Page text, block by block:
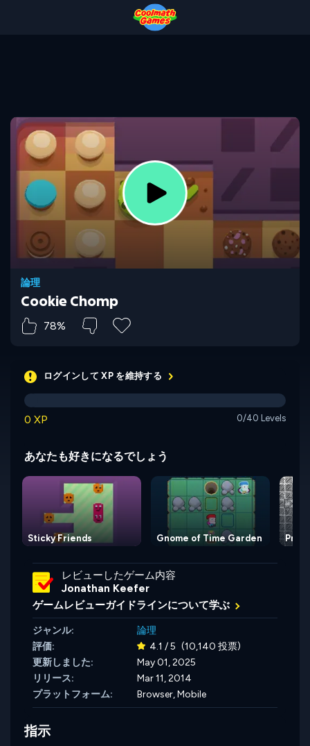
論理
Cookie Chomp
78%
ログインして XP を維持する
0 XP 0/40 Levels
あなたも好きになるでしょう
Sticky Friends Gnome of Time Garden
レビューしたゲーム内容
Jonathan Keefer
ゲームレビューガイドラインについて学ぶ
ジャンル:
論理
評価:
4.1 / 5 (10,140 投票)
更新しました:
May 01, 2025
リリース:
Mar 11, 2014
プラットフォーム:
Browser, Mobile
指示